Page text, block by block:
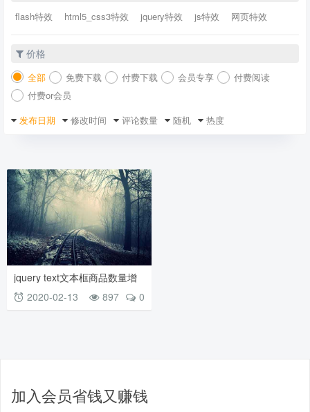
flash特效 html5_css3特效 jquery特效 js特效 网页特效
价格
全部 免费下载 付费下载 会员专享
付费阅读
付费or会员
发布日期
修改时间 评论数量 随机 热度
jquery text文本框商品数量增
2020-02-13 0
897
加入会员省钱又赚钱